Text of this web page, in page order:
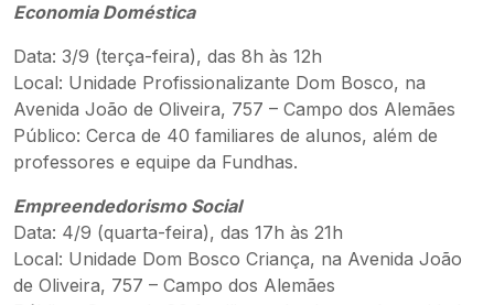
Economia Doméstica
Data: 3/9 (terça-feira), das 8h às 12h
Local: Unidade Profissionalizante Dom Bosco, na
Avenida João de Oliveira, 757 – Campo dos Alemães
Público: Cerca de 40 familiares de alunos, além de
professores e equipe da Fundhas.
Empreendedorismo Social
Data: 4/9 (quarta-feira), das 17h às 21h
Local: Unidade Dom Bosco Criança, na Avenida João
de Oliveira, 757 – Campo dos Alemães